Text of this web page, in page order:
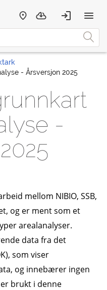
- Årsversjon 2025
-
mellom NIBIO, SSB,
og er ment som et
arealanalyser.
data fra det
som viser
og innebærer ingen
brukt i denne